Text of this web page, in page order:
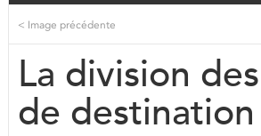
< Image précédente
La division
de